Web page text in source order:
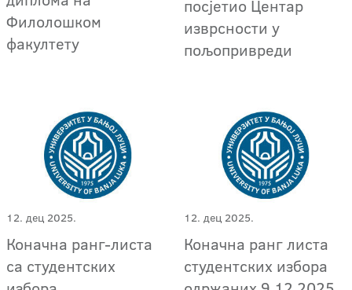
Филолошком
факултету
посјетио Центар
изврсности у
пољопривреди
12. дец 2025.
Коначна ранг-листа
са студентских
12. дец 2025.
Коначна ранг листа
студентских избора